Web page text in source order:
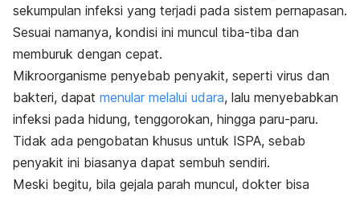
sekumpulan infeksi yang terjadi pada sistem pernapasan.
Sesuai namanya, kondisi ini muncul tiba-tiba dan
memburuk dengan cepat.
Mikroorganisme penyebab penyakit, seperti virus dan
bakteri, dapat menular melalui udara, lalu menyebabkan
infeksi pada hidung, tenggorokan, hingga paru-paru.
Tidak ada pengobatan khusus untuk ISPA, sebab
penyakit ini biasanya dapat sembuh sendiri.
Meski begitu, bila gejala parah muncul, dokter bisa